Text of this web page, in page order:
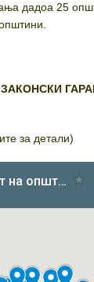
дадоа 25
за детали)